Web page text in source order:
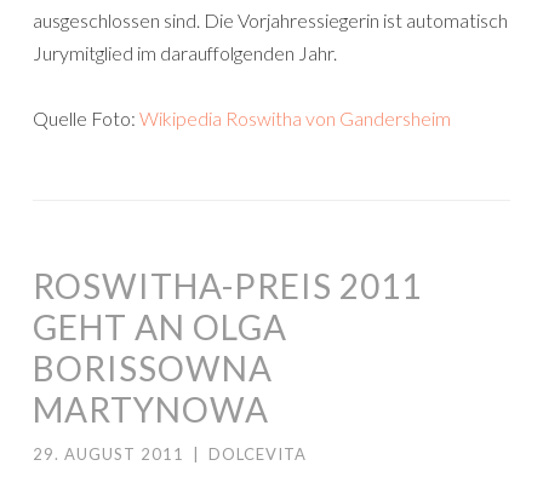
ausgeschlossen sind. Die Vorjahressiegerin ist automatisch
Jurymitglied im darauffolgenden Jahr.
Quelle Foto: Wikipedia Roswitha von Gandersheim
ROSWITHA-PREIS 2011
GEHT AN OLGA
BORISSOWNA
MARTYNOWA
29. AUGUST 2011 DOLCEVITA